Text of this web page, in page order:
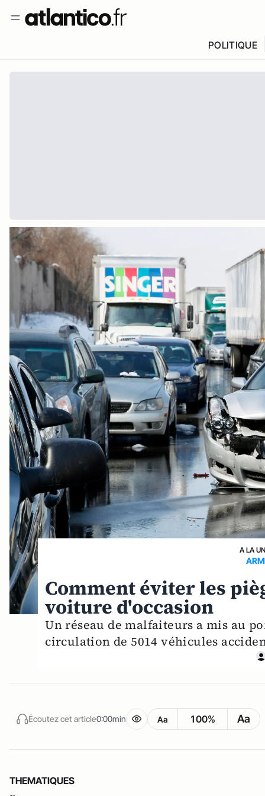
POLITIQUE
A LA
Comment éviter les
voiture d'occasion
Un réseau de malfaiteurs a mis au
circulation de 5014 véhicules
Écoutez cet article0:00min Aa 100% Aa
THEMATIQUES